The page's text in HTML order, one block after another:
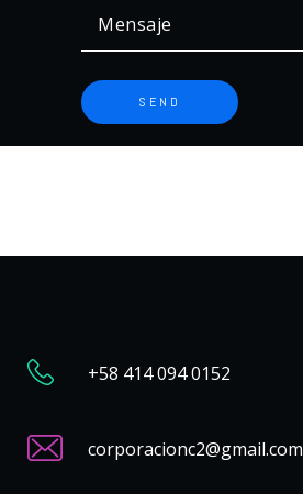
+58 414 094 0152
corporacionc2@gmail.com